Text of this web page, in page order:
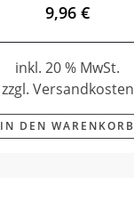
9,96 €
inkl. 20 % MwSt.
zzgl. Versandkosten
IN DEN WARENKORB